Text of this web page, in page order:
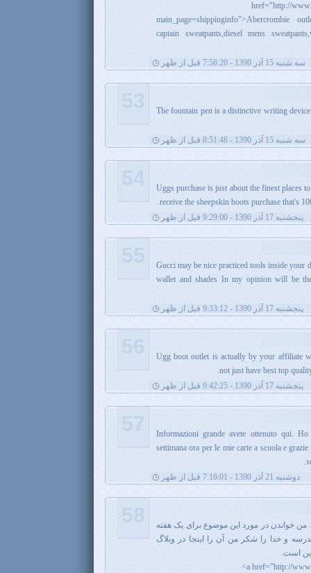
href="http://
main_page=shippinginfo">Abercrombie
captain sweatpants,diesel mens
سه شنبه 15 آذر 1390 - 7:58:20 قبل از ظهر
The fountain pen is a distinctive writing
سه شنبه 15 آذر 1390 - 8:51:48 قبل از ظهر
Uggs purchase is just about the finest places
receive the sheepskin boots purchase that's
پنجشنبه 17 آذر 1390 - 9:29:00 قبل از ظهر
Gucci may be nice practiced tools inside your
wallet and shades In my opinion will be
پنجشنبه 17 آذر 1390 - 9:33:12 قبل از ظهر
Ugg boot outlet is actually by your affiliate
not just have best top
پنجشنبه 17 آذر 1390 - 9:42:25 قبل از ظهر
Informazioni grande avete ottenuto qui.
settimana ora per le mie carte a scuola e
دوشنبه 21 آذر 1390 - 7:16:01 قبل از ظهر
من خواندن در مورد این موضوع برای یک هفته
و خدا را شکر من آن را اینجا در وبلاگ
است.